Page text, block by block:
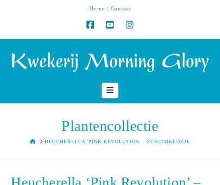
Home | Contact
Navigation
Plantencollectie
HOMEHEUCHERELLA 'PINK REVOLUTION' - SCHUIMKLOKJE